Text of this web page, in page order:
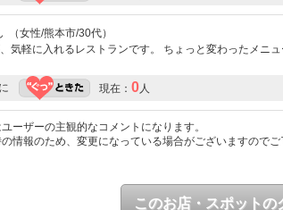
（女性/熊本市/30代）
気軽に入れるレストランです。 ちょっと変わったメニ
現在： 0 人
ーザーの主観的なコメントになります。
情報のため、変更になっている場合がございますのでご
このお店・スポットの